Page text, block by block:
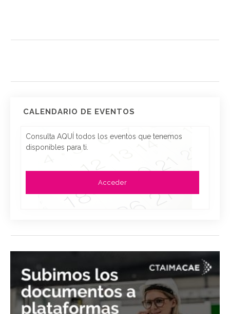
CALENDARIO DE EVENTOS
Consulta AQUÍ todos los eventos que tenemos
disponibles para ti.
Acceder